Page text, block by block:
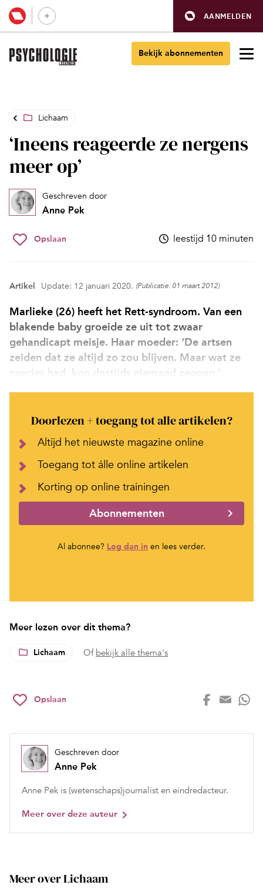
AANMELDEN
Bekijk abonnementen
Lichaam
‘Ineens reageerde ze nergens
meer op’
Geschreven door
Anne Pek
Opslaan leestijd 10 minuten
Artikel Update: 12 januari 2020. (Publicatie: 01 maart 2012)
Marlieke (26) heeft het Rett-syndroom. Van een
blakende baby groeide ze uit tot zwaar
gehandicapt meisje. Haar moeder: ‘De artsen
zeiden dat ze altijd zo zou blijven. Maar wat ze
precies had, kon destijds niemand zeggen.’
Doorlezen + toegang tot alle artikelen?
Altijd het nieuwste magazine online
Toegang tot álle online artikelen
Korting op online trainingen
Abonnementen
Al abonnee? Log dan in en lees verder.
Meer lezen over dit thema?
Lichaam Of bekijk alle thema's
Opslaan
Geschreven door
Anne Pek
Anne Pek is (wetenschaps)journalist en eindredacteur.
Meer over deze auteur
Meer over Lichaam